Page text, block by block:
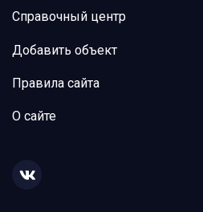
Справочный центр
Добавить объект
Правила сайта
О сайте